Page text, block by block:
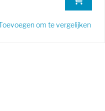
om te vergelijken